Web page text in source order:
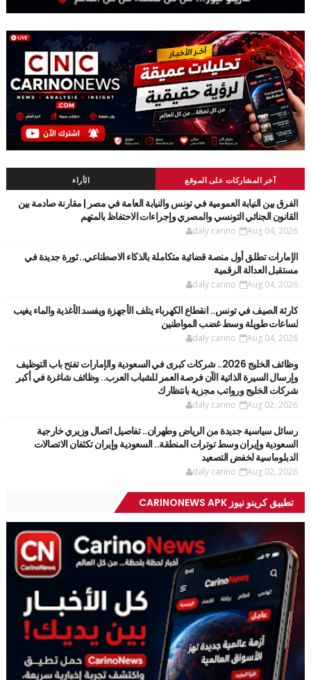
آخر المشاركات على الموقع الأراء
الفرق بين النيابة العمومية في تونس والنيابة العامة في مصر | مقارنة صادمة بين
القانون الجنائي التونسي والمصري وإجراءات الاحتفاظ بالمتهم
daly carino Aug 04, 2026
الإمارات تطلق أول منصة قضائية متكاملة بالذكاء الاصطناعي.. ثورة جديدة في
مستقبل العدالة الرقمية
daly carino Aug 04, 2026
كارثة الصيف في تونس.. انقطاع الكهرباء يتلف الأجهزة ويفسد الأغذية والماء يغيب
لساعات طويلة وسط غضب المواطنين
daly carino Aug 04, 2026
وظائف الخليج 2026.. شركات كبرى في السعودية والإمارات تفتح باب التوظيف
وإرسال السيرة الذاتية الآن فرصة العمر للشباب العرب.. وظائف شاغرة في أكبر
شركات الخليج ورواتب مجزية بانتظارك
daly carino Aug 02, 2026
رسائل سياسية جديدة من الرياض وطهران.. تفاصيل اتصال وزيري خارجية
السعودية وإيران وسط توترات المنطقة.. السعودية وإيران تكثفان الاتصالات
الدبلوماسية لخفض التصعيد
daly carino Aug 02, 2026
تطبيق كرينو نيوز CARINONEWS APK